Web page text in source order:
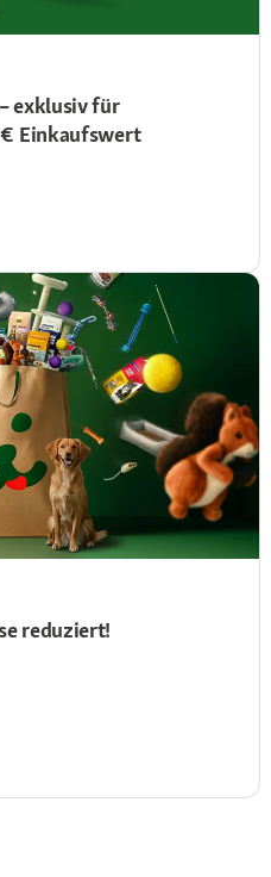
exklusiv für
€ Einkaufswert
reduziert!